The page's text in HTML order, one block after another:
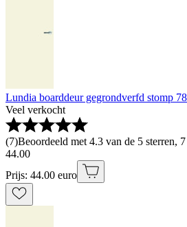
Lundia boarddeur gegrondverfd stomp
Veel verkocht
(7)Beoordeeld met 4.3 van de 5 sterren,
44.00
Prijs: 44.00 euro